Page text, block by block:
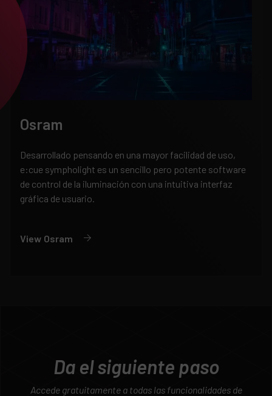
Osram
Desarrollado pensando en una mayor facilidad de uso,
e:cue sympholight es un sencillo pero potente software
de control de la iluminación con una intuitiva interfaz
gráfica de usuario.
View Osram
Da el siguiente paso
Accede gratuitamente a todas las funcionalidades de